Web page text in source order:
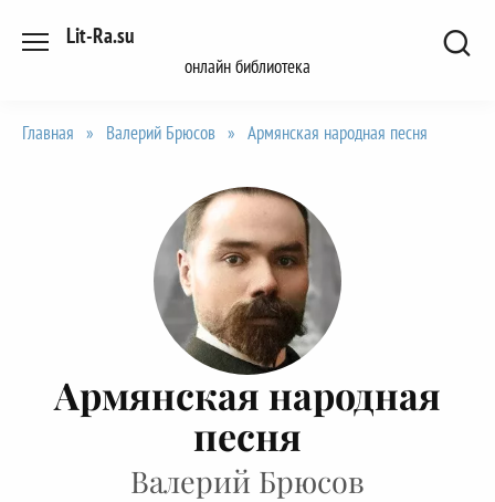
Lit-Ra.su
онлайн библиотека
Главная » Валерий Брюсов » Армянская народная песня
Армянская народная
песня
Валерий Брюсов